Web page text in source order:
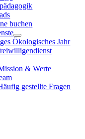
buchen
Ökologisches Jahr
& Werte
gestellte Fragen